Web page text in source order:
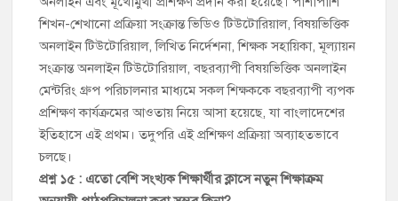
শিখন-শেখানো প্রক্রিয়া সংক্রান্ত ভিডিও টিউটোরিয়াল, বিষয়ভিত্তিক
অনলাইন টিউটোরিয়াল, লিখিত নির্দেশনা, শিক্ষক সহায়িকা, মূল্যায়ন
সংক্রান্ত অনলাইন টিউটোরিয়াল, বছরব্যাপী বিষয়ভিত্তিক অনলাইন
মেন্টরিং গ্রুপ পরিচালনার মাধ্যমে সকল শিক্ষককে বছরব্যাপী ব্যপক
প্রশিক্ষণ কার্যক্রমের আওতায় নিয়ে আসা হয়েছে, যা বাংলাদেশের
ইতিহাসে এই প্রথম। তদুপরি এই প্রশিক্ষণ প্রক্রিয়া অব্যাহতভাবে
চলছে।
প্রশ্ন ১৫ : এতো বেশি সংখ্যক শিক্ষার্থীর ক্লাসে নতুন শিক্ষাক্রম